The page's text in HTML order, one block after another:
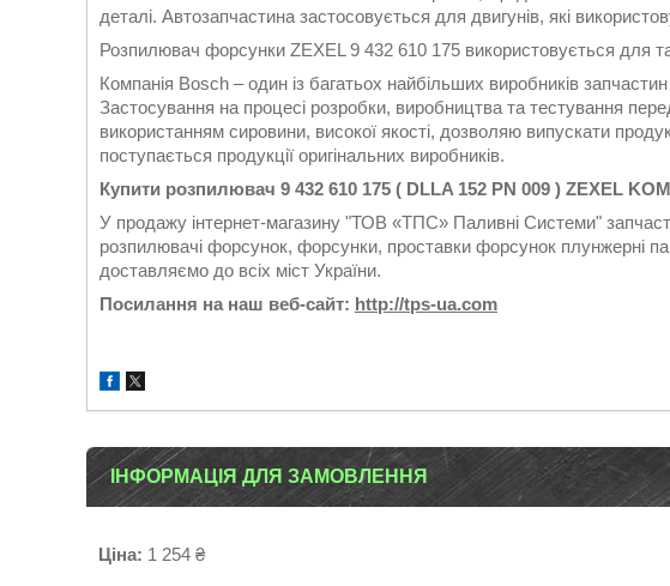
деталі. Автозапчастина застосовується для двигунів, які
Розпилювач форсунки ZEXEL 9 432 610 175 використовується для
Компанія Bosch – один із багатьох найбільших виробників
Застосування на процесі розробки, виробництва та тестування
використанням сировини, високої якості, дозволяю випускати
поступається продукції оригінальних виробників.
Купити розпилювач 9 432 610 175 ( DLLA 152 PN 009 ) ZEXEL
У продажу інтернет-магазину "ТОВ «ТПС» Паливні Системи"
розпилювачі форсунок, форсунки, проставки форсунок плунжерні
доставляємо до всіх міст України.
Посилання на наш веб-сайт: http://tps-ua.com
ІНФОРМАЦІЯ ДЛЯ ЗАМОВЛЕННЯ
Ціна: 1 254 ₴